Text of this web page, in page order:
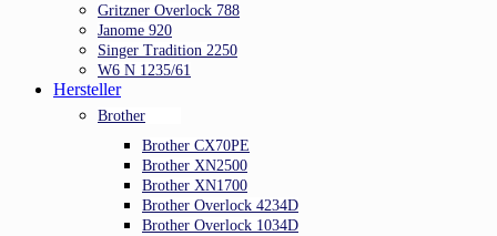
Gritzner Overlock 788
Janome 920
Singer Tradition 2250
W6 N 1235/61
Hersteller
Brother
Brother CX70PE
Brother XN2500
Brother XN1700
Brother Overlock 4234D
Brother Overlock 1034D